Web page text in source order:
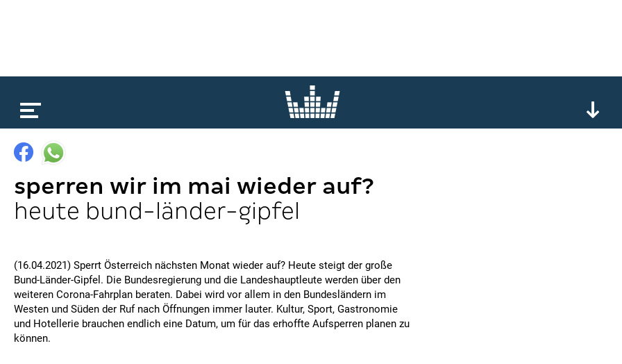
sperren wir im mai wieder auf?
heute bund-länder-gipfel
(16.04.2021) Sperrt Österreich nächsten Monat wieder auf? Heute steigt der große
Bund-Länder-Gipfel. Die Bundesregierung und die Landeshauptleute werden über den
weiteren Corona-Fahrplan beraten. Dabei wird vor allem in den Bundesländern im
Westen und Süden der Ruf nach Öffnungen immer lauter. Kultur, Sport, Gastronomie
und Hotellerie brauchen endlich eine Datum, um für das erhoffte Aufsperren planen zu
können.